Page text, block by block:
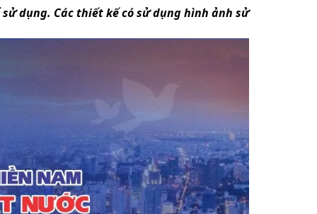
dụng. Các thiết kế có sử dụng hình ảnh sử